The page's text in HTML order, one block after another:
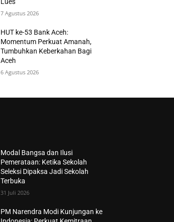
7 Agustus 2026
HUT ke-53 Bank Aceh:
Momentum Perkuat Amanah,
Tumbuhkan Keberkahan Bagi
Aceh
6 Agustus 2026
Modal Bangsa dan Ilusi
Pemerataan: Ketika Sekolah
Seleksi Dipaksa Jadi Sekolah
Terbuka
31 Juli 2026
PM Narendra Modi Kunjungan ke